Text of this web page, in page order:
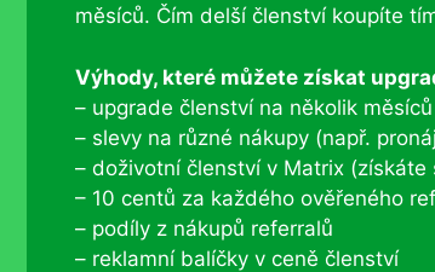
měsíců. Čím delší členství koupíte
Výhody, které můžete získat
– upgrade členství na několik měsíců
– slevy na různé nákupy (např.
– doživotní členství v Matrix
– 10 centů za každého ověřeného
– podíly z nákupů referralů
– reklamní balíčky v ceně členství